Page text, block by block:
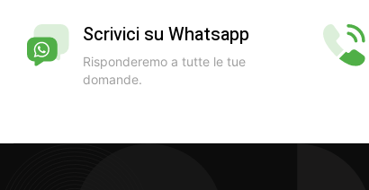
Scrivici su Whatsapp
Risponderemo a tutte le tue
domande.